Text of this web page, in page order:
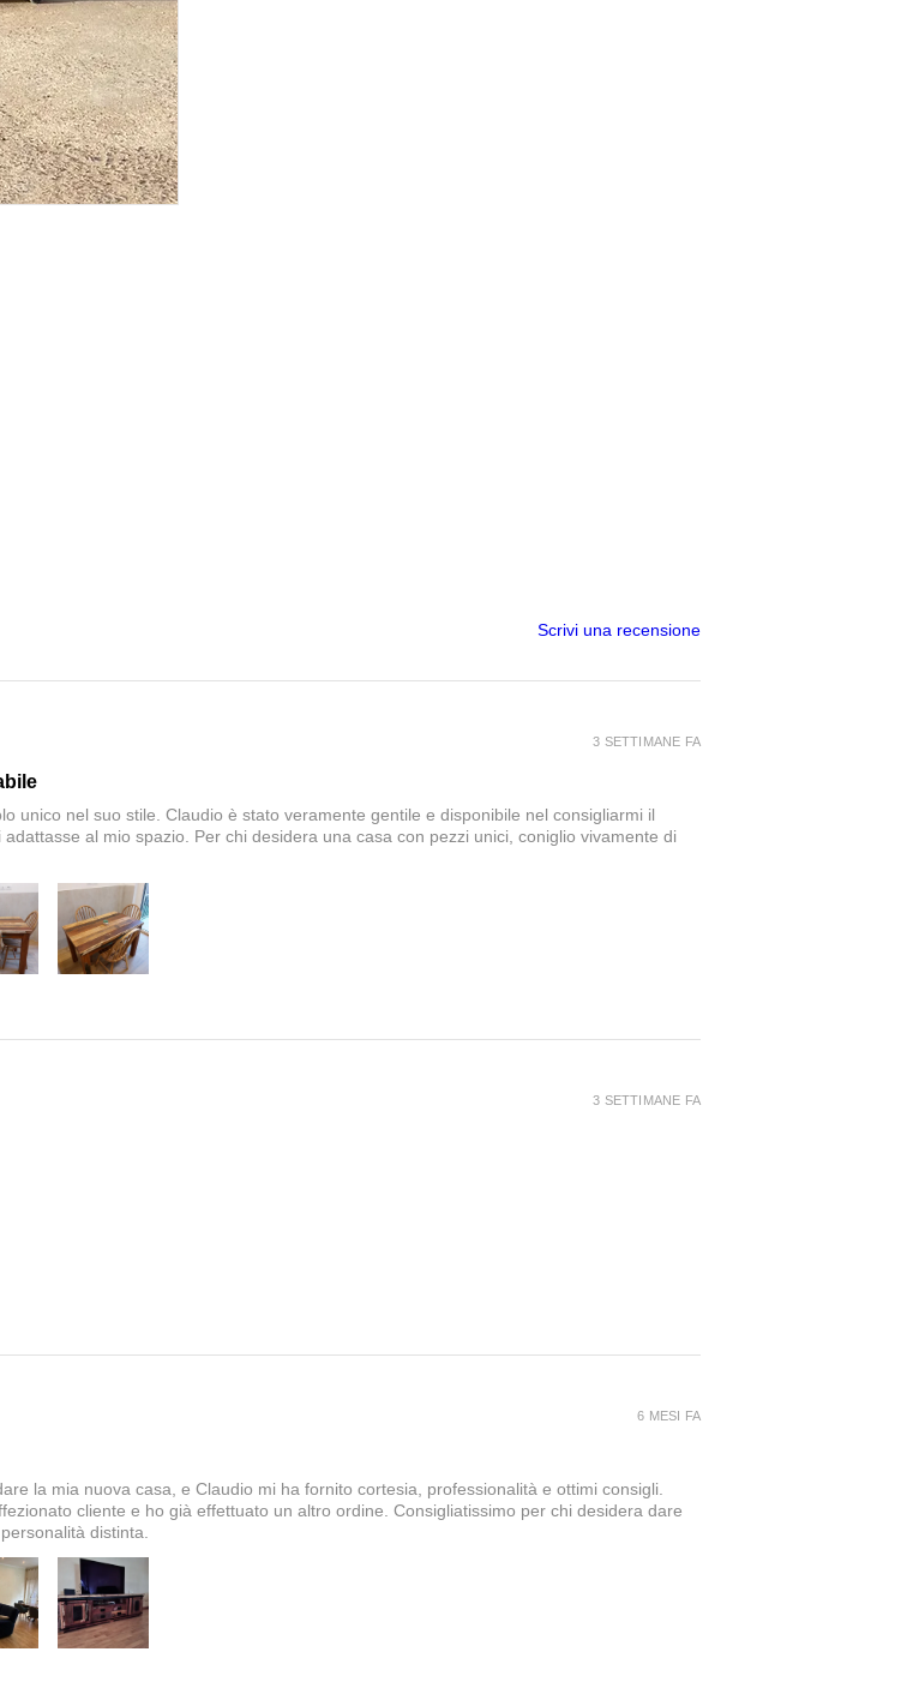
Scrivi una recensione
unico nel suo stile. Claudio è stato veramente gentile e disponibile nel consigliarmi il
al mio spazio. Per chi desidera una casa con pezzi unici, coniglio vivamente di
3 SETTIMANE FA
3 SETTIMANE FA
la mia nuova casa, e Claudio mi ha fornito cortesia, professionalità e ottimi consigli.
cliente e ho già effettuato un altro ordine. Consigliatissimo per chi desidera dare
distinta.
6 MESI FA